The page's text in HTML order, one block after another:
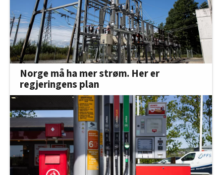
Norge må ha mer strøm. Her er
regjeringens plan